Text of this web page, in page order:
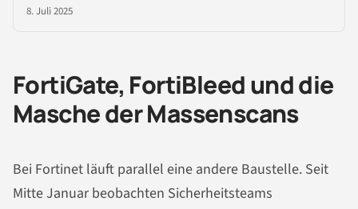
8. Juli 2025
FortiGate, FortiBleed und die
Masche der Massenscans
Bei Fortinet läuft parallel eine andere Baustelle. Seit
Mitte Januar beobachten Sicherheitsteams